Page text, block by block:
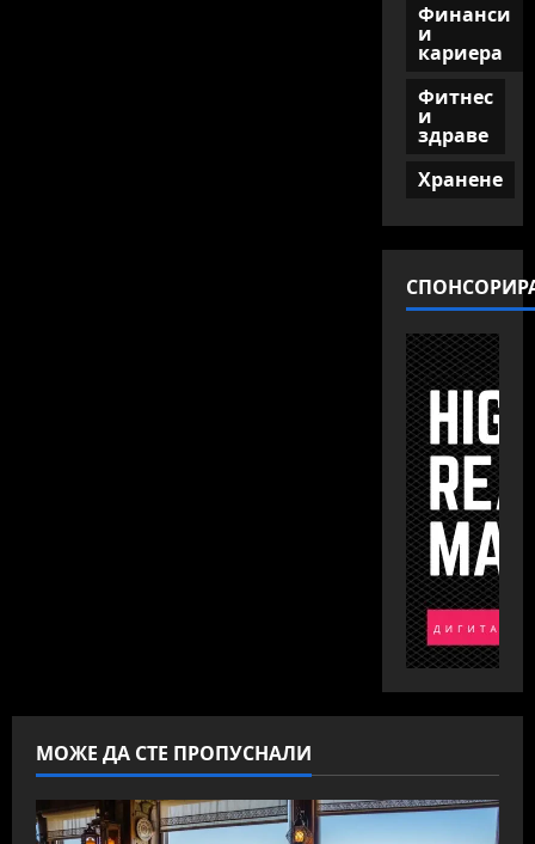
Финанси
и
кариера
Фитнес
и
здраве
Хранене
МОЖЕ ДА СТЕ ПРОПУСНАЛИ